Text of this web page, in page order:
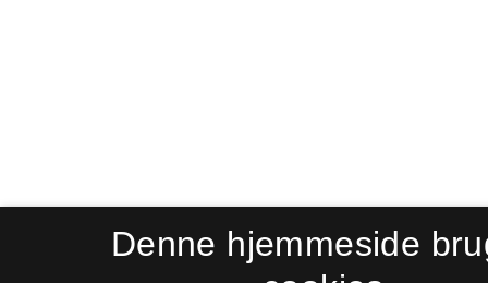
Denne hjemmeside